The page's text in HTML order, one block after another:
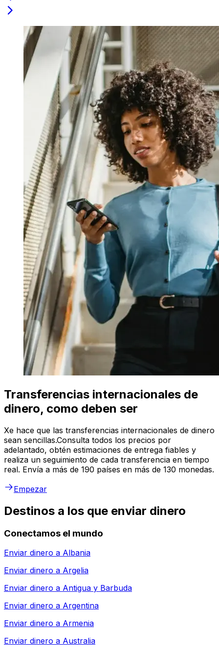
Transferencias internacionales de
dinero, como deben ser
Xe hace que las transferencias internacionales de dinero
sean sencillas.Consulta todos los precios por
adelantado, obtén estimaciones de entrega fiables y
realiza un seguimiento de cada transferencia en tiempo
real. Envía a más de 190 países en más de 130 monedas.
Empezar
Destinos a los que enviar dinero
Conectamos el mundo
Enviar dinero a Albania
Enviar dinero a Argelia
Enviar dinero a Antigua y Barbuda
Enviar dinero a Argentina
Enviar dinero a Armenia
Enviar dinero a Australia